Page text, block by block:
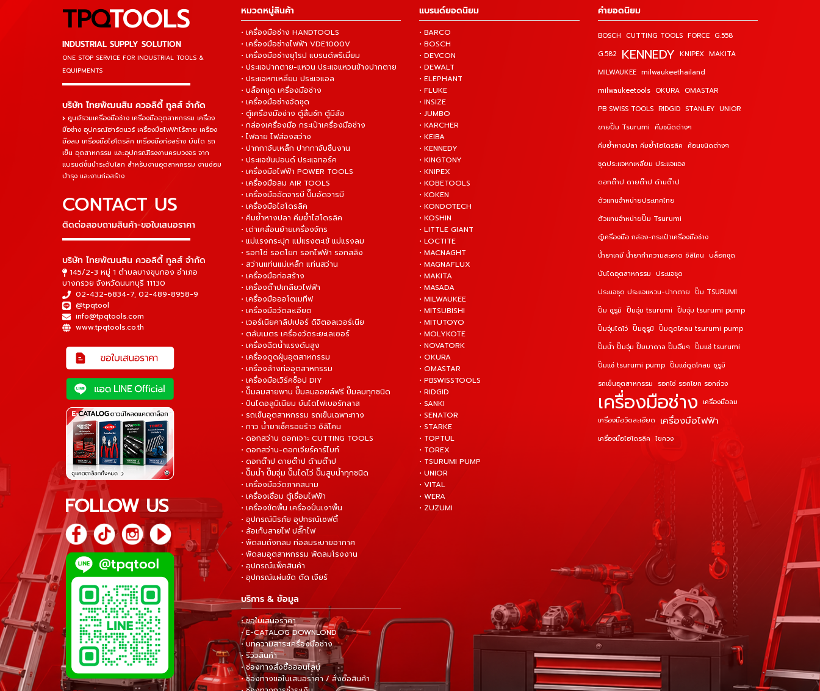
TPQTOOLS
INDUSTRIAL SUPPLY SOLUTION
ONE STOP SERVICE FOR INDUSTRIAL TOOLS &
EQUIPMENTS
▬▬▬▬▬▬▬▬▬▬▬▬▬▬▬
บริษัท ไทยพัฒนสิน ควอลิตี้ ทูลส์ จำกัด
ศูนย์รวมเครื่องมือช่าง เครื่องมืออุตสาหกรรม เครื่อง
มือช่าง อุปกรณ์ฮาร์ดแวร์ เครื่องมือไฟฟ้าไร้สาย เครื่อง
มือลม เครื่องมือไฮโดรลิค เครื่องมือก่อสร้าง บันได รถ
เข็น อุตสาหกรรม และอุปกรณ์โรงงานครบวงจร จาก
แบรนด์ชั้นนำระดับโลก สำหรับงานอุตสาหกรรม งานซ่อม
บำรุง และงานก่อสร้าง
CONTACT US
ติดต่อสอบถามสินค้า-ขอใบเสนอราคา
▬▬▬▬▬▬▬▬▬▬▬▬▬▬▬
บริษัท ไทยพัฒนสิน ควอลิตี้ ทูลส์ จำกัด
145/2-3 หมู่ 1 ตำบลบางขุนกอง อำเภอ
บางกรวย จังหวัดนนทบุรี 11130
02-432-6834-7, 02-489-8958-9
@tpqtool
info@tpqtools.com
www.tpqtools.co.th
FOLLOW US
หมวดหมู่สินค้า
• เครื่องมือช่าง HANDTOOLS
• เครื่องมือช่างไฟฟ้า VDE1000V
• เครื่องมือช่างยุโรป แบรนด์พรีเมี่ยม
• ประแจปากตาย-แหวน ประแจแหวนข้างปากตาย
• ประแจหกเหลี่ยม ประแจแอล
• บล็อกชุด เครื่องมือช่าง
• เครื่องมือช่างจัดชุด
• ตู้เครื่องมือช่าง ตู้ลิ้นชัก ตู้มีล้อ
• กล่องเครื่องมือ กระเป๋าเครื่องมือช่าง
• ไฟฉาย ไฟส่องสว่าง
• ปากกาจับเหล็ก ปากกาจับชิ้นงาน
• ประแจขันปอนด์ ประแจทอร์ค
• เครื่องมือไฟฟ้า POWER TOOLS
• เครื่องมือลม AIR TOOLS
• เครื่องมืออัดจารบี ปั๊มอัดจารบี
• เครื่องมือไฮโดรลิค
• คีมย้ำหางปลา คีมย้ำไฮโดรลิค
• เต่าเคลื่อนย้ายเครื่องจักร
• แม่แรงกระปุก แม่แรงตะเข้ แม่แรงลม
• รอกโซ่ รอดโยก รอกไฟฟ้า รอกสลิง
• สว่านแท่นแม่เหล็ก แท่นสว่าน
• เครื่องมือก่อสร้าง
• เครื่องต๊าปเกลียวไฟฟ้า
• เครื่องมือออโตเมทีฟ
• เครื่องมือวัดละเอียด
• เวอร์เนียคาลิปเปอร์ ดิจิตอลเวอร์เนีย
• ตลับเมตร เครื่องวัดระยะเลเซอร์
• เครื่องฉีดน้ำแรงดันสูง
• เครื่องดูดฝุ่นอุตสาหกรรม
• เครื่องล้างท่ออุตสาหกรรม
• เครื่องมือเวิร์คช็อป DIY
• ปั๊มลมสายพาน ปั๊มลมออยล์ฟรี ปั๊มลมทุกชนิด
• ปันไดอลูมิเนียม บันไดไฟเบอร์กลาส
• รถเข็นอุตสาหกรรม รถเข็นเฉพาะทาง
• กาว น้ำยาเช็ครอยร้าว ซิลิโคน
• ดอกสว่าน ดอกเจาะ CUTTING TOOLS
• ดอกสว่าน-ดอกเจียร์คาร์ไบท์
• ดอกต๊าป ดายต๊าป ด้ามต๊าป
• ปั๊มน้ำ ปั๊มจุ่ม ปั๊มไดโว่ ปั๊มสูบน้ำทุกชนิด
• เครื่องมือวัดภาคสนาม
• เครื่องเชื่อม ตู้เชื่อมไฟฟ้า
• เครื่องขัดพื้น เครื่องปั่นเงาพื้น
• อุปกรณ์นิรภัย อุปกรณ์เซฟตี้
• ล้อเก็บสายไฟ ปลั๊กไฟ
• พัดลมถังกลม ท่อลมระบายอากาศ
• พัดลมอุตสาหกรรม พัดลมโรงงาน
• อุปกรณ์แพ็คสินค้า
• อุปกรณ์แผ่นขัด ตัด เจียร์
แบรนด์ยอดนิยม
• BARCO
• BOSCH
• DEVCON
• DEWALT
• ELEPHANT
• FLUKE
• INSIZE
• JUMBO
• KARCHER
• KEIBA
• KENNEDY
• KINGTONY
• KNIPEX
• KOBETOOLS
• KOKEN
• KONDOTECH
• KOSHIN
• LITTLE GIANT
• LOCTITE
• MACNAGHT
• MAGNAFLUX
• MAKITA
• MASADA
• MILWAUKEE
• MITSUBISHI
• MITUTOYO
• MOLYKOTE
• NOVATORK
• OKURA
• OMASTAR
• PBSWISSTOOLS
• RIDGID
• SANKI
• SENATOR
• STARKE
• TOPTUL
• TOREX
• TSURUMI PUMP
• UNIOR
• VITAL
• WERA
• ZUZUMI
บริการ & ข้อมูล
• ขอใบเสนอราคา
• E-CATALOG DOWNLOND
• บทความสาระเครื่องมือช่าง
• รีวิวสินค้า
• ช่องทางสั่งซื้อออนไลน์
• ช่องทางขอใบเสนอราคา / สั่งซื้อสินค้า
คำยอดนิยม
BOSCH CUTTING TOOLS FORCE G.558
G.582 KENNEDY KNIPEX MAKITA
MILWAUKEE milwaukeethailand
milwaukeetools OKURA OMASTAR
PB SWISS TOOLS RIDGID STANLEY UNIOR
ขายปั๊ม Tsurumi คีมชนิดต่างๆ
คีมย้ำหางปลา คีมย้ำไฮโดรลิค ค้อนชนิดต่างๆ
ชุดประแจหกเหลี่ยม ประแจแอล
ดอกต๊าป ดายต๊าป ด้ามต๊าป
ตัวแทนจำหน่ายประเทศไทย
ตัวแทนจำหน่ายปั๊ม Tsurumi
ตู้เครื่องมือ กล่อง-กระเป๋าเครื่องมือช่าง
น้ำยาเคมี น้ำยาทำความสะอาด ซิลิโคน บล็อกชุด
บันไดอุตสาหกรรม ประแจชุด
ประแจชุด ประแจแหวน-ปากตาย ปั๊ม TSURUMI
ปั๊ม ซูรูมิ ปั๊มจุ่ม tsurumi ปั๊มจุ่ม tsurumi pump
ปั๊มจุ่มไดโว่ ปั๊มซูรูมิ ปั๊มดูดโคลน tsurumi pump
ปั๊มน้ำ ปั๊มจุ่ม ปั๊มบาดาล ปั๊มอื่นๆ ปั๊มแช่ tsurumi
ปั๊มแช่ tsurumi pump ปั๊มแช่ดูดโคลน ซูรูมิ
รถเข็นอุตสาหกรรม รอกโซ่ รอกโยก รอกถ่วง
เครื่องมือช่าง เครื่องมือลม
เครื่องมือวัดละเอียด เครื่องมือไฟฟ้า
เครื่องมือไฮโดรลิค ไขควง